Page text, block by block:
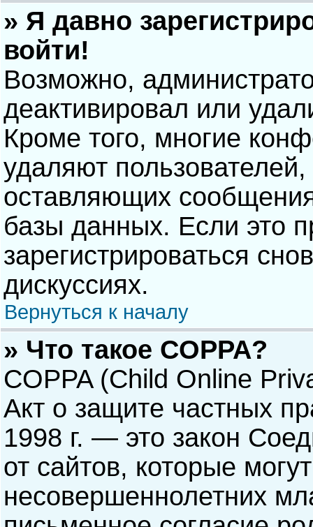
» Я давно
войти!
Возможно,
деактивировал или
Кроме того, многие
удаляют
оставляющих
базы данных. Если это
зарегистрироваться
дискуссиях.
Вернуться к началу
» Что такое COPPA?
COPPA (Child Online
Акт о защите частных
1998 г. — это закон
от сайтов, которые
несовершеннолетних